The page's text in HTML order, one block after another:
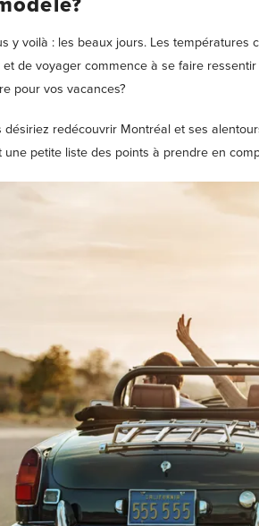
y voilà : les beaux jours. Les températures
de voyager commence à se faire
pour vos vacances?
désiriez redécouvrir Montréal et ses
une petite liste des points à prendre en